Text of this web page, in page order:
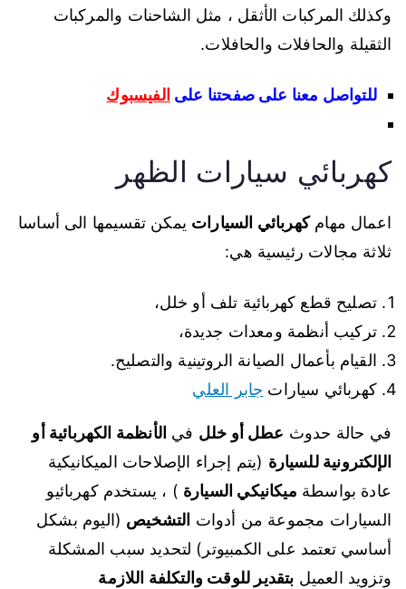
وكذلك المركبات الأثقل ، مثل الشاحنات والمركبات
الثقيلة والحافلات والحافلات.
للتواصل معنا على صفحتنا على الفيسبوك
كهربائي سيارات الظهر
اعمال مهامكهربائي السيارات يمكن تقسيمها الى أساسا
ثلاثة مجالات رئيسية هي:
تصليح قطع كهربائية تلف أو خلل،
تركيب أنظمة ومعدات جديدة،
القيام بأعمال الصيانة الروتينية والتصليح.
كهربائي سيارات جابر العلي
في حالة حدوث عطل أو خلل في الأنظمة الكهربائية أو
الإلكترونية للسيارة (يتم إجراء الإصلاحات الميكانيكية
عادة بواسطة ميكانيكي السيارة ) ، يستخدم كهربائيو
السيارات مجموعة من أدوات التشخيص (اليوم بشكل
أساسي تعتمد على الكمبيوتر) لتحديد سبب المشكلة
وتزويد العميل بتقدير للوقت والتكلفة اللازمة